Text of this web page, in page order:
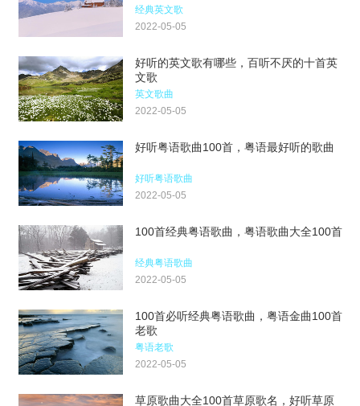
经典英文歌
2022-05-05
好听的英文歌有哪些，百听不厌的十首英
文歌
英文歌曲
2022-05-05
好听粤语歌曲100首，粤语最好听的歌曲
好听粤语歌曲
2022-05-05
100首经典粤语歌曲，粤语歌曲大全100首
经典粤语歌曲
2022-05-05
100首必听经典粤语歌曲，粤语金曲100首
老歌
粤语老歌
2022-05-05
草原歌曲大全100首草原歌名，好听草原